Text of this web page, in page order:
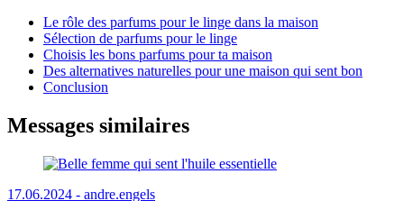
Le rôle des parfums pour le linge dans la maison
Sélection de parfums pour le linge
Choisis les bons parfums pour ta maison
Des alternatives naturelles pour une maison qui sent bon
Conclusion
Messages similaires
17.06.2024 - andre.engels